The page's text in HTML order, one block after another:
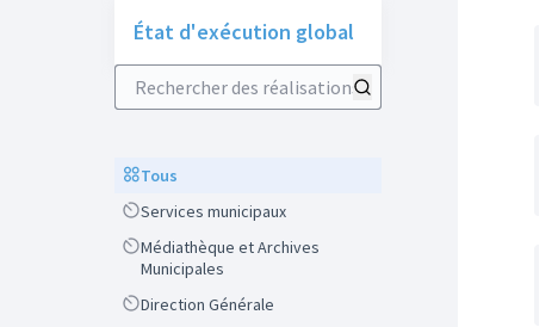
État d'exécution global
Rechercher des réalisations
ScopeTous
ScopeServices municipaux
Scope
Médiathèque et Archives
Municipales
ScopeDirection Générale